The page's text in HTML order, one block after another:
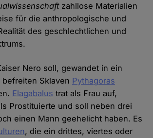
zahllose Materialien
für die anthropologische und
des geschlechtlichen und
Nero soll, gewandet in ein
Sklaven Pythagoras
Elagabalus trat als Frau auf,
Prostituierte und soll neben drei
einen Mann geehelicht haben. Es
, die ein drittes, viertes oder